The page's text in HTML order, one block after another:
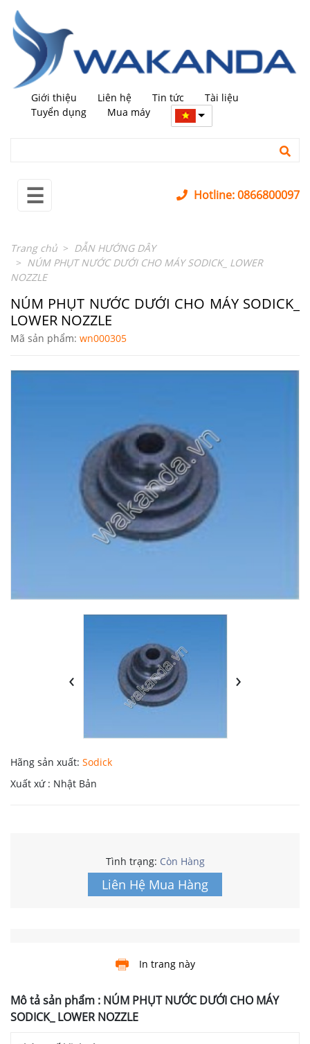
Giới thiệu Liên hệ Tin tức
Tài liệu
Tuyển dụng
Mua máy
Hotline: 0866800097
trở
MÁY
MỚI
+
MÁY
+
KIỆN
SỬA
CHỮA
+
LĨNH
VỰC
+
☰
Trang chủ
DẪN HƯỚNG DÂY
NÚM PHỤT NƯỚC DƯỚI CHO MÁY SODICK_ LOWER
NOZZLE
NÚM PHỤT NƯỚC DƯỚI CHO MÁY SODICK_
LOWER NOZZLE
Mã sản phẩm: wn000305
‹ ›
Hãng sản xuất: Sodick
Xuất xứ : Nhật Bản
Tình trạng: Còn Hàng
Liên Hệ Mua Hàng
In trang này
Mô tả sản phẩm : NÚM PHỤT NƯỚC DƯỚI CHO MÁY
SODICK_ LOWER NOZZLE